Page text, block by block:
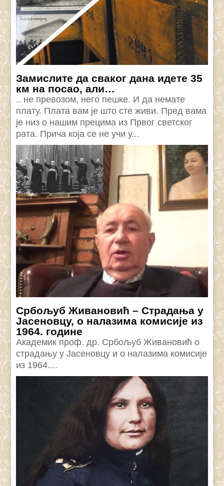
Замислите да сваког дана идете 35
км на посао, али…
.. не превозом, него пешке. И да немате
плату. Плата вам је што сте живи. Пред вама
је низ о нашим прецима из Првог светског
рата. Прича која се не учи у...
Србољуб Живановић – Страдања у
Јасеновцу, о налазима комисије из
1964. године
Академик проф. др. Србољуб Живановић о
страдању у Јасеновцу и о налазима комисије
из 1964....